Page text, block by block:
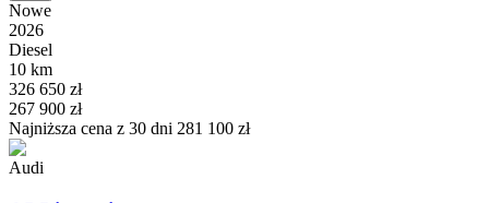
Nowe
2026
Diesel
10 km
326 650 zł
267 900 zł
Najniższa cena z 30 dni 281 100 zł
Audi